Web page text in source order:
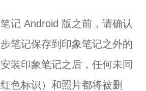
记 Android 版之前，请确认
笔记保存到印象笔记之外的
装印象笔记之后，任何未同
色标识）和照片都将被删